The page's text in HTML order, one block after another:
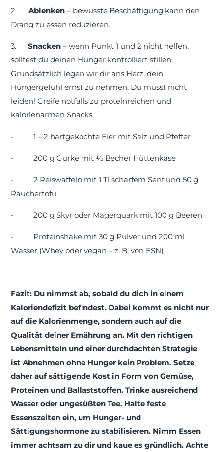
2.Ablenken – bewusste Beschäftigung kann den
Drang zu essen reduzieren.
3.Snacken – wenn Punkt 1 und 2 nicht helfen,
solltest du deinen Hunger kontrolliert stillen.
Grundsätzlich legen wir dir ans Herz, dein
Hungergefühl ernst zu nehmen. Du musst nicht
leiden! Greife notfalls zu proteinreichen und
kalorienarmen Snacks:
-1 – 2 hartgekochte Eier mit Salz und Pfeffer
-200 g Gurke mit ½ Becher Hüttenkäse
-2 Reiswaffeln mit 1 Tl scharfem Senf und 50 g
Räuchertofu
-200 g Skyr oder Magerquark mit 100 g Beeren
- Proteinshake mit 30 g Pulver und 200 ml
Wasser (Whey oder vegan – z. B. von ESN)
Fazit: Du nimmst ab, sobald du dich in einem
Kaloriendefizit befindest. Dabei kommt es nicht nur
auf die Kalorienmenge, sondern auch auf die
Qualität deiner Ernährung an. Mit den richtigen
Lebensmitteln und einer durchdachten Strategie
ist Abnehmen ohne Hunger kein Problem. Setze
daher auf sättigende Kost in Form von Gemüse,
Proteinen und Ballaststoffen. Trinke ausreichend
Wasser oder ungesüßten Tee. Halte feste
Essenszeiten ein, um Hunger- und
Sättigungshormone zu stabilisieren. Nimm Essen
immer achtsam zu dir und kaue es gründlich. Achte